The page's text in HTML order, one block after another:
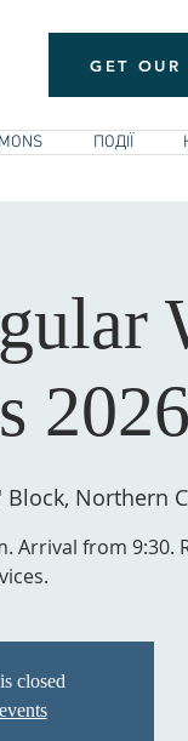
GET OUR
ПОДІЇ
2026
Block, Northern
Arrival from 9:30.
closed